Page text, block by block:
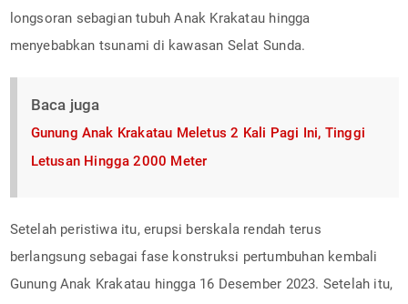
longsoran sebagian tubuh Anak Krakatau hingga
menyebabkan tsunami di kawasan Selat Sunda.
Baca juga
Gunung Anak Krakatau Meletus 2 Kali Pagi Ini, Tinggi
Letusan Hingga 2000 Meter
Setelah peristiwa itu, erupsi berskala rendah terus
berlangsung sebagai fase konstruksi pertumbuhan kembali
Gunung Anak Krakatau hingga 16 Desember 2023. Setelah itu,